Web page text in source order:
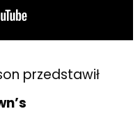
przedstawił